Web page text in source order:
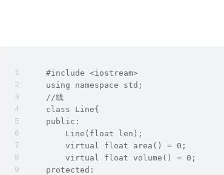
    #include <iostream>
    using namespace std;
    //线
    class Line{
    public:
        Line(float len);
        virtual float area() = 0;
        virtual float volume() = 0;
    protected: